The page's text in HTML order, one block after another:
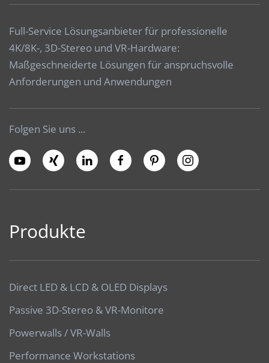
Full-Service Lösungsanbieter für professionelle
4K/8K-, 3D-Stereo und VR-Hardware:
Maßgeschneiderte Lösungen für anspruchsvolle
Anforderungen und Anwendungen
Folgen Sie uns ...
Produkte
Direct LED & LCD & OLED Displays
Passive 3D-Stereo & VR-Monitore
Powerwalls / VR-Walls
Performance Workstations